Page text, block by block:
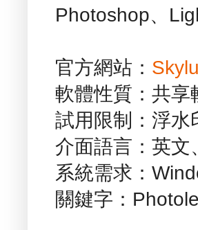
Photoshop、
官方網站：
軟體性質：共享
試用限制：浮水
介面語言：英文
系統需求：
關鍵字：